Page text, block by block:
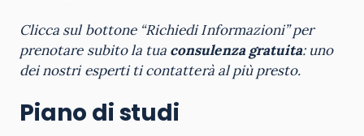
Clicca sul bottone “Richiedi Informazioni” per
prenotare subito la tua consulenza gratuita: uno
dei nostri esperti ti contatterà al più presto.
Piano di studi